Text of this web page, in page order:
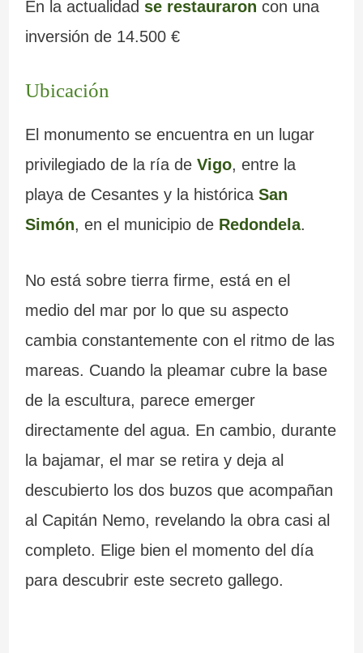
En la actualidad se restauraron con una
inversión de 14.500 €
Ubicación
El monumento se encuentra en un lugar
privilegiado de la ría de Vigo, entre la
playa de Cesantes y la históricaSan
Simón, en el municipio de Redondela.
No está sobre tierra firme, está en el
medio del mar por lo que su aspecto
cambia constantemente con el ritmo de las
mareas. Cuando la pleamar cubre la base
de la escultura, parece emerger
directamente del agua. En cambio, durante
la bajamar, el mar se retira y deja al
descubierto los dos buzos que acompañan
al Capitán Nemo, revelando la obra casi al
completo. Elige bien el momento del día
para descubrir este secreto gallego.